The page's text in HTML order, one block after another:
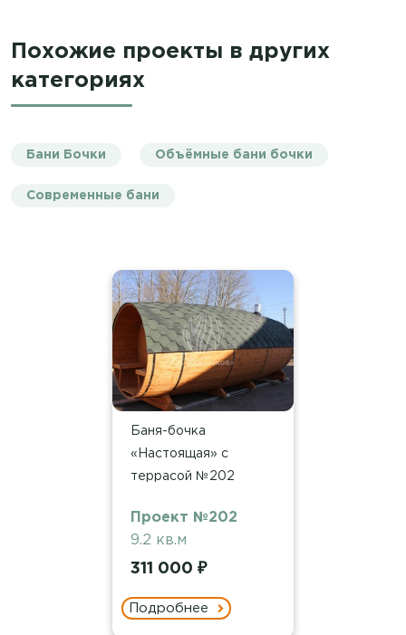
Похожие проекты в других
категориях
Бани Бочки Объёмные бани бочки
Современные бани
Баня-бочка
«Настоящая» с
террасой №202
Проект №202
9.2 кв.м
311 000 ₽
Подробнее